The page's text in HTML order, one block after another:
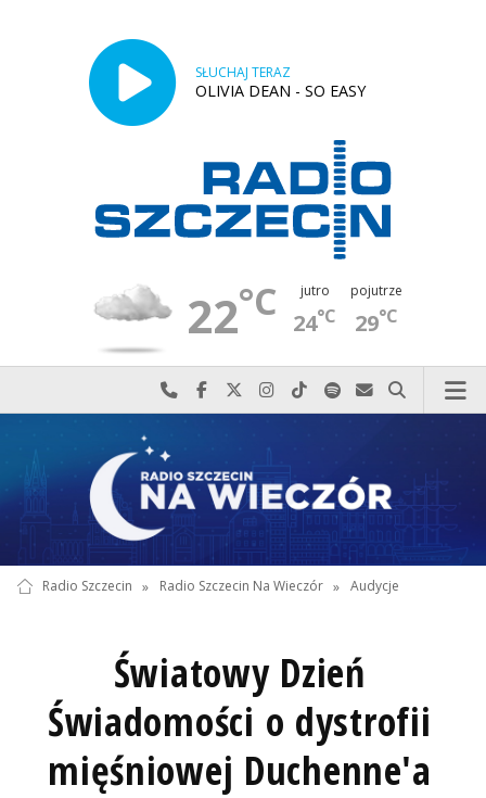
SŁUCHAJ TERAZ
OLIVIA DEAN - SO EASY
22°C jutro
24°C
pojutrze
29°C
Najlepiej po prostu do nas zadzwoń
Odwiedź nas na Facebook-u
Odwiedź nas na X
Odwiedź nas na Instagram-ie
Odwiedź nas na TikTok-u
Szukaj nas na Spotify
Wyślij do nas
Szukaj
Radio Szczecin » Radio Szczecin Na Wieczór » Audycje
Światowy Dzień
Świadomości o dystrofii
mięśniowej Duchenne'a